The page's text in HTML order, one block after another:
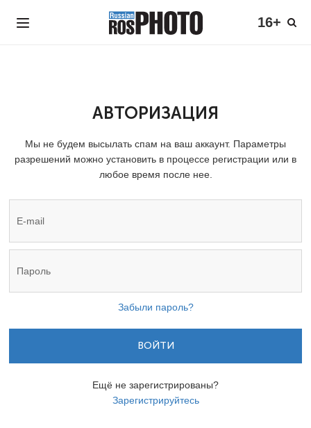
16+
АВТОРИЗАЦИЯ
Мы не будем высылать спам на ваш аккаунт. Параметры
разрешений можно установить в процессе регистрации или в
любое время после нее.
Забыли пароль?
ВОЙТИ
Ещё не зарегистрированы?
Зарегистрируйтесь